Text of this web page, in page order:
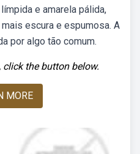
e amarela pálida,
escura e espumosa. A
por algo tão comum.
the button below.
MORE